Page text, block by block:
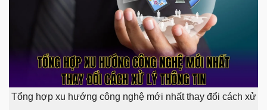
Tổng hợp xu hướng công nghệ mới nhất thay đổi cách xử